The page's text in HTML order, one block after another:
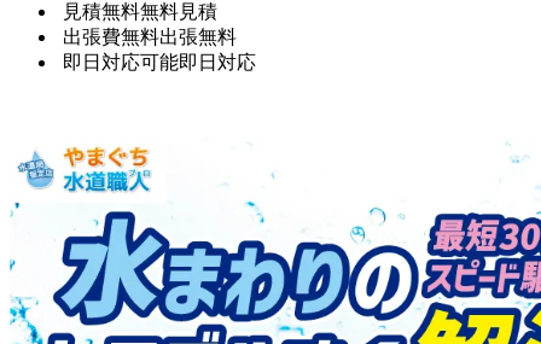
見積無料無料見積
出張費無料出張無料
即日対応可能即日対応